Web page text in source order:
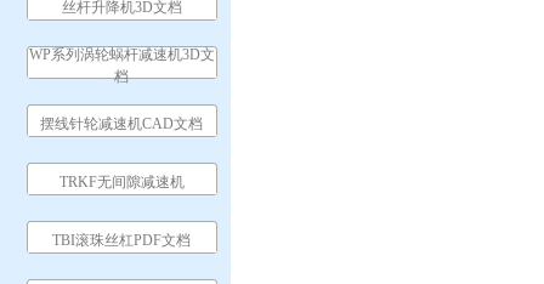
丝杆升降机3D文档
WP系列涡轮蜗杆减速机3D文
档
摆线针轮减速机CAD文档
TRKF无间隙减速机
TBI滚珠丝杠PDF文档